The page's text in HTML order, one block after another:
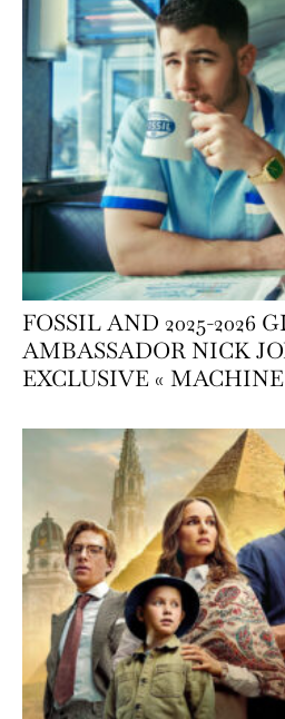
FOSSIL AND 2025-2026
AMBASSADOR NICK
EXCLUSIVE «